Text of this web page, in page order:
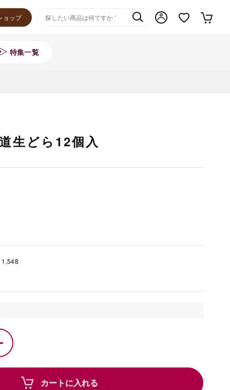
ョップ
特集一覧
生どら12個入
1,548
カートに入れる